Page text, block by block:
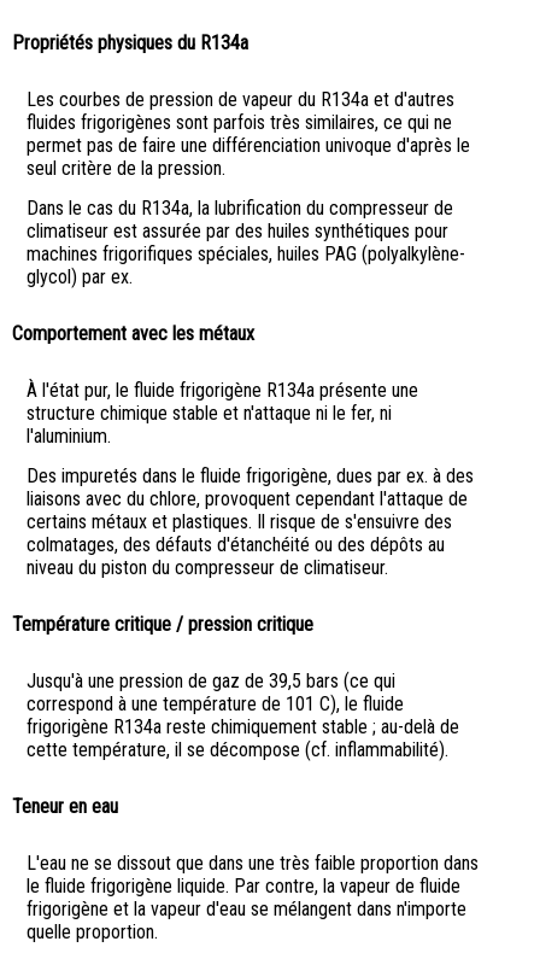
Propriétés physiques du R134a
Les courbes de pression de vapeur du R134a et d'autres
fluides frigorigènes sont parfois très similaires, ce qui ne
permet pas de faire une différenciation univoque d'après le
seul critère de la pression.
Dans le cas du R134a, la lubrification du compresseur de
climatiseur est assurée par des huiles synthétiques pour
machines frigorifiques spéciales, huiles PAG (polyalkylène-
glycol) par ex.
Comportement avec les métaux
À l'état pur, le fluide frigorigène R134a présente une
structure chimique stable et n'attaque ni le fer, ni
l'aluminium.
Des impuretés dans le fluide frigorigène, dues par ex. à des
liaisons avec du chlore, provoquent cependant l'attaque de
certains métaux et plastiques. Il risque de s'ensuivre des
colmatages, des défauts d'étanchéité ou des dépôts au
niveau du piston du compresseur de climatiseur.
Température critique / pression critique
Jusqu'à une pression de gaz de 39,5 bars (ce qui
correspond à une température de 101 C), le fluide
frigorigène R134a reste chimiquement stable ; au-delà de
cette température, il se décompose (cf. inflammabilité).
Teneur en eau
L'eau ne se dissout que dans une très faible proportion dans
le fluide frigorigène liquide. Par contre, la vapeur de fluide
frigorigène et la vapeur d'eau se mélangent dans n'importe
quelle proportion.